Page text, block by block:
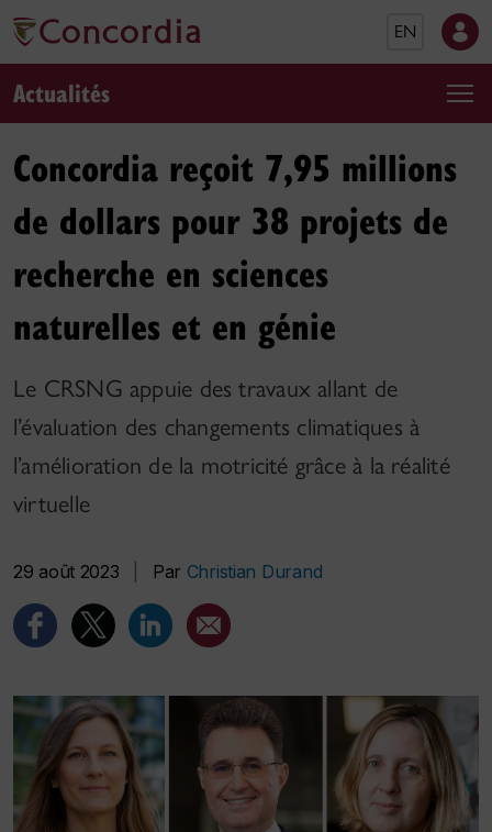
EN
Actualités
Concordia reçoit 7,95 millions
de dollars pour 38 projets de
recherche en sciences
naturelles et en génie
Le CRSNG appuie des travaux allant de
l’évaluation des changements climatiques à
l’amélioration de la motricité grâce à la réalité
virtuelle
29 août 2023 Par Christian Durand